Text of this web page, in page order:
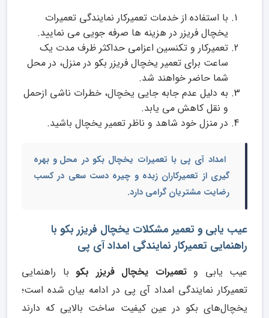
با استفاده از خدمات تعمیرکار نمایندگی تعمیرات
یخچال فریزر در هزینه ها صرفه جویی می نمایید.
تعمیرکار و تکنسین اعزامی حداکثر ظرف مدت یک
ساعت برای تعمیر یخچال فریزر بکو در منزل، در محل
شما حاضر خواهند شد.
به دلیل عدم جابه جایی یخچال، خطرات ناشی ازحمل
و نقل کاهش می یابد.
در منزل خود شاهد و ناظر تعمیر یخچال باشید.
امداد آی پی با تعمیرات یخچال بکو در محل و بهره
گیری از تعمیرکاران زبده و چیره دست سعی در کسب
رضایت مشتریان گرامی دارد.
عیب یابی و تعمیر مشکلات یخچال فریزر بکو با
راهنمایی تعمیرکار نمایندگی امداد آی پی
عیب یابی وتعمیرات یخچال فریزر بکو با راهنمایی
تعمیرکار نمایندگی امداد آی پی در ادامه بیان شده است؛
یخچال‌های بکو در عین کیفیت ساخت بالایی که دارند